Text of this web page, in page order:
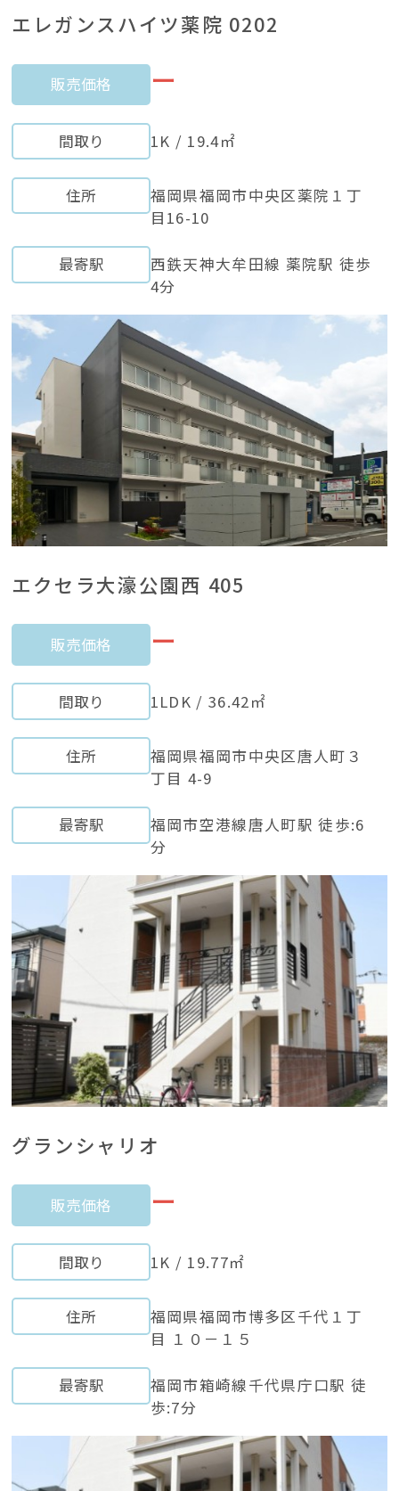
エレガンスハイツ薬院 0202
販売価格 ー
間取り 1K / 19.4㎡
住所
福岡県福岡市中央区薬院１丁
目16-10
最寄駅
西鉄天神大牟田線 薬院駅 徒歩
4分
エクセラ大濠公園西 405
販売価格 ー
間取り 1LDK / 36.42㎡
住所
福岡県福岡市中央区唐人町３
丁目 4-9
最寄駅
福岡市空港線唐人町駅 徒歩:6
分
グランシャリオ
販売価格 ー
間取り 1K / 19.77㎡
住所
福岡県福岡市博多区千代１丁
目 １０－１５
最寄駅
福岡市箱崎線千代県庁口駅 徒
歩:7分